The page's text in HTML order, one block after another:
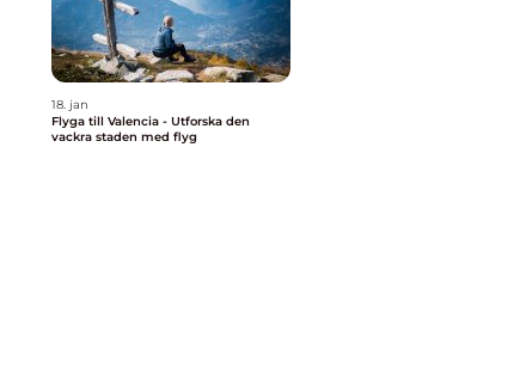
18. jan
Flyga till Valencia - Utforska den
vackra staden med flyg